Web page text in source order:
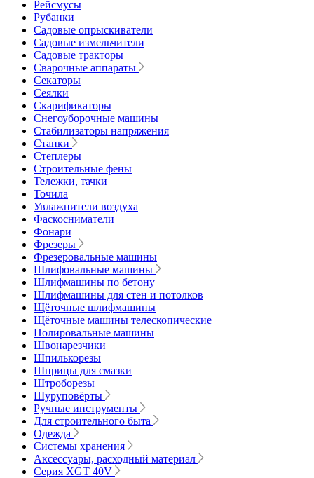
Рейсмусы
Рубанки
Садовые опрыскиватели
Садовые измельчители
Садовые тракторы
Сварочные аппараты
Секаторы
Сеялки
Скарификаторы
Снегоуборочные машины
Стабилизаторы напряжения
Станки
Степлеры
Строительные фены
Тележки, тачки
Точила
Увлажнители воздуха
Фаскосниматели
Фонари
Фрезеры
Фрезеровальные машины
Шлифовальные машины
Шлифмашины по бетону
Шлифмашины для стен и потолков
Щёточные шлифмашины
Щёточные машины телескопические
Полировальные машины
Швонарезчики
Шпилькорезы
Шприцы для смазки
Штроборезы
Шуруповёрты
Ручные инструменты
Для строительного быта
Одежда
Системы хранения
Аксессуары, расходный материал
Серия XGT 40V